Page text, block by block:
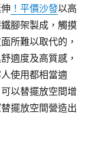
！平價沙發以高
腳架製成，觸摸
所難以取代的，
適度及高質感，
使用都相當適
以替擺放空間增
擺放空間營造出